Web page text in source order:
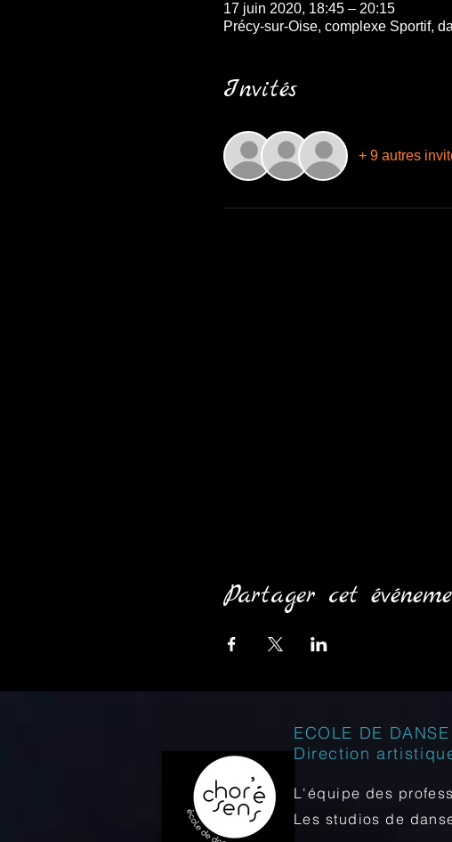
17 juin 2020, 18:45 – 20:15
Précy-sur-Oise, complexe Sportif,
Invités
+ 9 autres
Partager cet
ECOLE DE
Direction
L'équipe des
Les studios de